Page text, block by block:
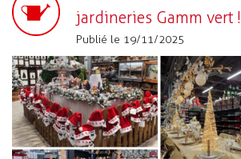
jardineries Gamm vert !
Publié le 19/11/2025